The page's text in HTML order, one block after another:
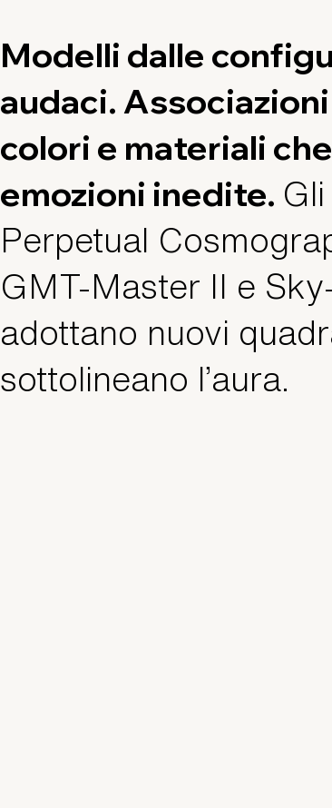
Modelli dalle
audaci.
colori e materiali
emozioni inedite.
Perpetual
GMT‑Master II e
adottano nuovi
sottolineano l’aura.